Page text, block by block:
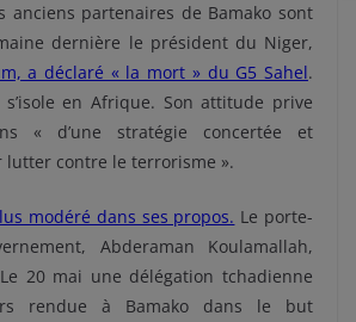
anciens partenaires de Bamako sont
dernière le président du Niger,
a déclaré « la mort » du G5 Sahel.
en Afrique. Son attitude prive
« d’une stratégie concertée et
lutter contre le terrorisme ».
modéré dans ses propos. Le porte-
Abderaman Koulamallah,
20 mai une délégation tchadienne
rendue à Bamako dans le but